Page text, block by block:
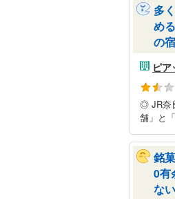
多
め
の
ピ
◎ JR奈
舗」と
銘
0有
な